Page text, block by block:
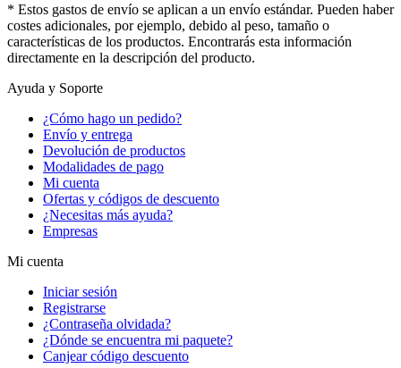
* Estos gastos de envío se aplican a un envío estándar. Pueden haber
costes adicionales, por ejemplo, debido al peso, tamaño o
características de los productos. Encontrarás esta información
directamente en la descripción del producto.
Ayuda y Soporte
¿Cómo hago un pedido?
Envío y entrega
Devolución de productos
Modalidades de pago
Mi cuenta
Ofertas y códigos de descuento
¿Necesitas más ayuda?
Empresas
Mi cuenta
Iniciar sesión
Registrarse
¿Contraseña olvidada?
¿Dónde se encuentra mi paquete?
Canjear código descuento